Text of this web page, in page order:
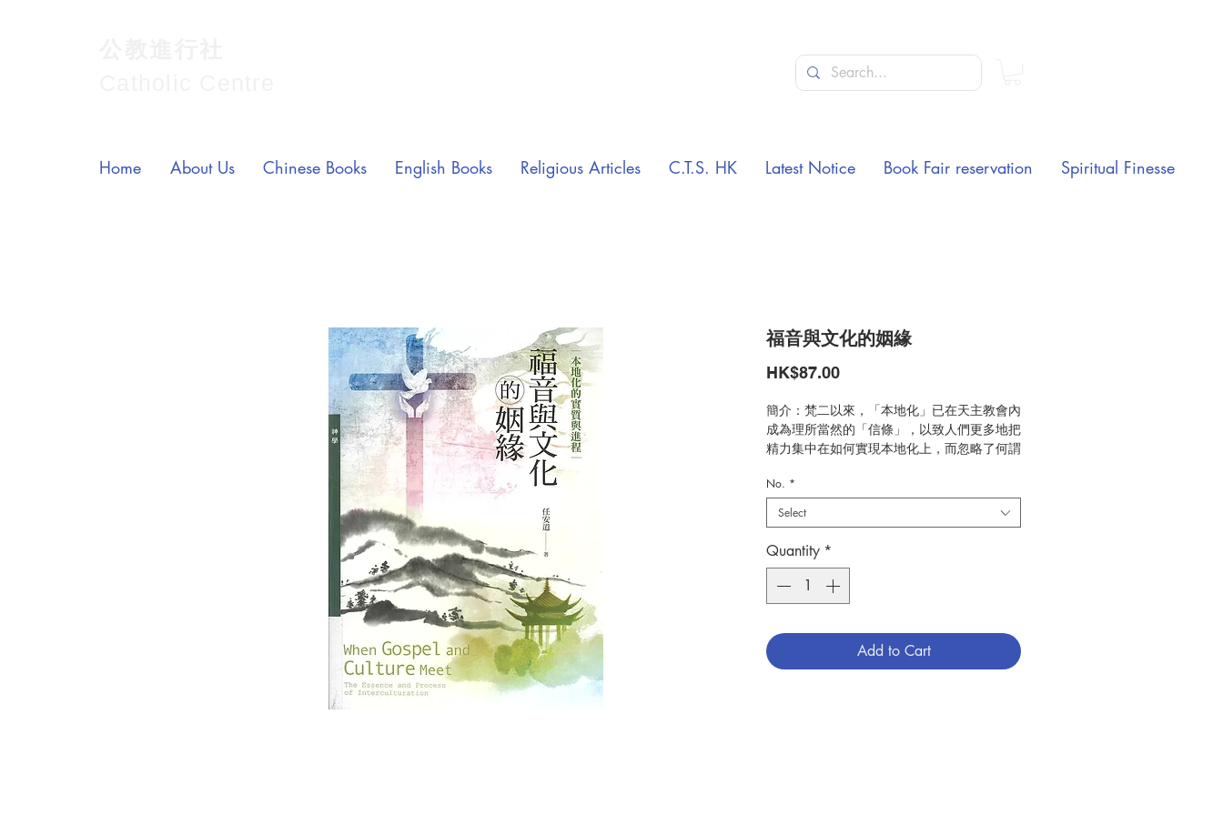
福音與文化的姻緣
HK$87.00Price
簡介：梵二以來，「本地化」已在天主教會內
成為理所當然的「信條」，以致人們更多地把
精力集中在如何實現本地化上，而忽略了何謂
底該有怎樣的關係？二者又如何相遇？假如對
此問題理解有偏差，便會導致偏差的信仰實
踐。本書的研究顯示 ，「inculturation」(進
入文化)往往被片面地理解為「福音的文化
化」，而沒有表達出本地化的全義。事實上，
以福音為核心的基督信仰傳統也是天主子民特
有的一種文化，當基督信仰與文化相遇時，不
地化更應該用福音與文化的「互化」
(interculturation)來表示。如此之互化的原
No. *
Select
Quantity *
Add to Cart
Home About Us Chinese Books English Books Religious Articles C.T.S. HK Latest Notice Book Fair reservation Spiritual Finesse